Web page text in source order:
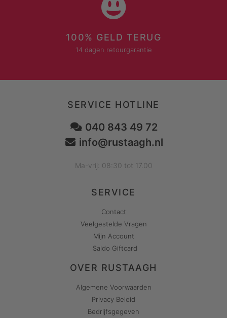
100% GELD TERUG
14 dagen retourgarantie
SERVICE HOTLINE
040 843 49 72
info@rustaagh.nl
Ma-vrij: 08:30 tot 17.00
SERVICE
Contact
Veelgestelde Vragen
Mijn Account
Saldo Giftcard
OVER RUSTAAGH
Algemene Voorwaarden
Privacy Beleid
Bedrijfsgegeven